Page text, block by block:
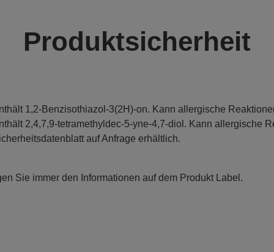
Produktsicherheit
1,2-Benzisothiazol-3(2H)-on. Kann allergische
2,4,7,9-tetramethyldec-5-yne-4,7-diol. Kann allergische
auf Anfrage erhältlich.
Sie immer den Informationen auf dem Produkt Label.